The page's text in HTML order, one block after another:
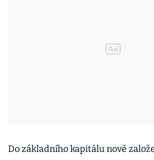
Do základního kapitálu nově